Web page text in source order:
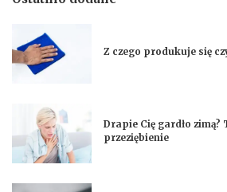
Z czego produkuje się
Drapie Cię gardło zimą?
przeziębienie